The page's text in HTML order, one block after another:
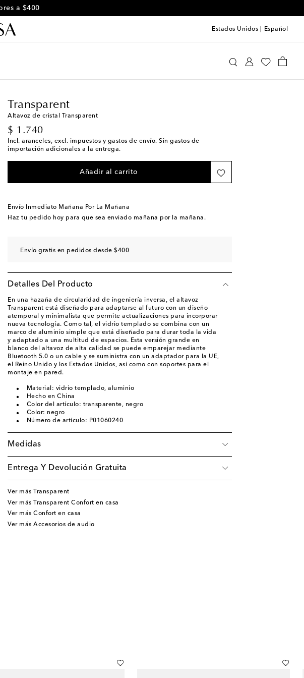
a $400
Estados Unidos Español
Transparent
Altavoz de cristal Transparent
$ 1.740
original price
Incl. aranceles, excl. impuestos y gastos de envío. Sin gastos de
importación adicionales a la entrega.
Añadir al carrito
Envío Inmediato Mañana Por La Mañana
Haz tu pedido hoy para que sea enviado mañana por la mañana.
Envío gratis en pedidos desde $400
Detalles Del Producto
En una hazaña de circularidad de ingeniería inversa, el altavoz
Transparent está diseñado para adaptarse al futuro con un diseño
atemporal y minimalista que permite actualizaciones para incorporar
nueva tecnología. Como tal, el vidrio templado se combina con un
marco de aluminio simple que está diseñado para durar toda la vida
y adaptado a una multitud de espacios. Esta versión grande en
blanco del altavoz de alta calidad se puede emparejar mediante
Bluetooth 5.0 o un cable y se suministra con un adaptador para la UE,
el Reino Unido y los Estados Unidos, así como con soportes para el
montaje en pared.
Material: vidrio templado, aluminio
Hecho en China
Color del artículo: transparente, negro
Color: negro
Número de artículo: P01060240
Medidas
Entrega Y Devolución Gratuita
Ver más Transparent
Ver más Transparent Confort en casa
Ver más Confort en casa
Ver más Accesorios de audio